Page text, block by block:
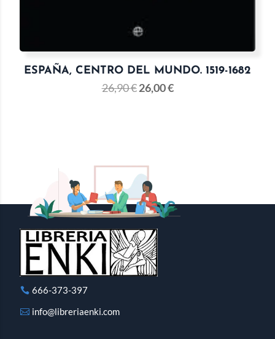
ESPAÑA, CENTRO DEL MUNDO. 1519-1682
26,90€ 26,00€
666-373-397
info@libreriaenki.com